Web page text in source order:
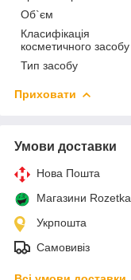
Об`єм
Класифікація
косметичного засобу
Тип засобу
Приховати
Умови доставки
Нова Пошта
Магазини Rozetka
Укрпошта
Самовивіз